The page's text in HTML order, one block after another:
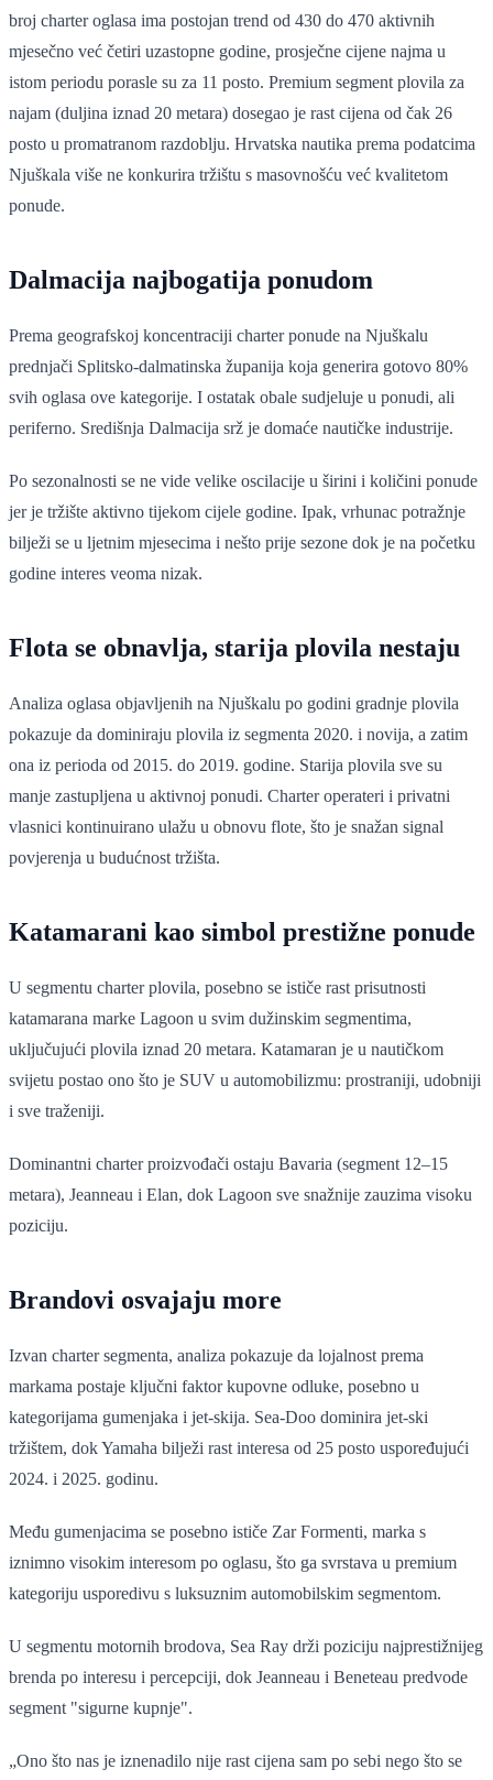
broj charter oglasa ima postojan trend od 430 do 470 aktivnih
mjesečno već četiri uzastopne godine, prosječne cijene najma u
istom periodu porasle su za 11 posto. Premium segment plovila za
najam (duljina iznad 20 metara) dosegao je rast cijena od čak 26
posto u promatranom razdoblju. Hrvatska nautika prema podatcima
Njuškala više ne konkurira tržištu s masovnošću već kvalitetom
ponude.
Dalmacija najbogatija ponudom
Prema geografskoj koncentraciji charter ponude na Njuškalu
prednjači Splitsko-dalmatinska županija koja generira gotovo 80%
svih oglasa ove kategorije. I ostatak obale sudjeluje u ponudi, ali
periferno. Središnja Dalmacija srž je domaće nautičke industrije.
Po sezonalnosti se ne vide velike oscilacije u širini i količini ponude
jer je tržište aktivno tijekom cijele godine. Ipak, vrhunac potražnje
bilježi se u ljetnim mjesecima i nešto prije sezone dok je na početku
godine interes veoma nizak.
Flota se obnavlja, starija plovila nestaju
Analiza oglasa objavljenih na Njuškalu po godini gradnje plovila
pokazuje da dominiraju plovila iz segmenta 2020. i novija, a zatim
ona iz perioda od 2015. do 2019. godine. Starija plovila sve su
manje zastupljena u aktivnoj ponudi. Charter operateri i privatni
vlasnici kontinuirano ulažu u obnovu flote, što je snažan signal
povjerenja u budućnost tržišta.
Katamarani kao simbol prestižne ponude
U segmentu charter plovila, posebno se ističe rast prisutnosti
katamarana marke Lagoon u svim dužinskim segmentima,
uključujući plovila iznad 20 metara. Katamaran je u nautičkom
svijetu postao ono što je SUV u automobilizmu: prostraniji, udobniji
i sve traženiji.
Dominantni charter proizvođači ostaju Bavaria (segment 12–15
metara), Jeanneau i Elan, dok Lagoon sve snažnije zauzima visoku
poziciju.
Brandovi osvajaju more
Izvan charter segmenta, analiza pokazuje da lojalnost prema
markama postaje ključni faktor kupovne odluke, posebno u
kategorijama gumenjaka i jet-skija. Sea-Doo dominira jet-ski
tržištem, dok Yamaha bilježi rast interesa od 25 posto uspoređujući
2024. i 2025. godinu.
Među gumenjacima se posebno ističe Zar Formenti, marka s
iznimno visokim interesom po oglasu, što ga svrstava u premium
kategoriju usporedivu s luksuznim automobilskim segmentom.
U segmentu motornih brodova, Sea Ray drži poziciju najprestižnijeg
brenda po interesu i percepciji, dok Jeanneau i Beneteau predvode
segment "sigurne kupnje".
„Ono što nas je iznenadilo nije rast cijena sam po sebi nego što se